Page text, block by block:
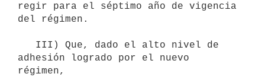
regir para el séptimo año de vigencia
del régimen.
adhesión logrado por el nuevo
régimen,